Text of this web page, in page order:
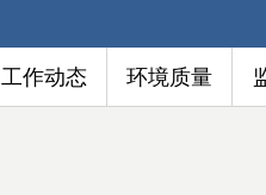
工作动态 环境质量